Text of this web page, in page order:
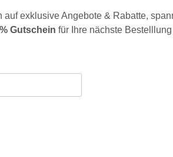
exklusive Angebote & Rabatte,
Gutschein für Ihre nächste